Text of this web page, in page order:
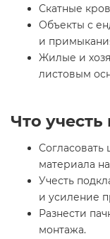
Скатные
Объекты с
и
Жилые и
листовым
Что
Согласовать
материала
Учесть
и усиление
Разнести
монтажа.